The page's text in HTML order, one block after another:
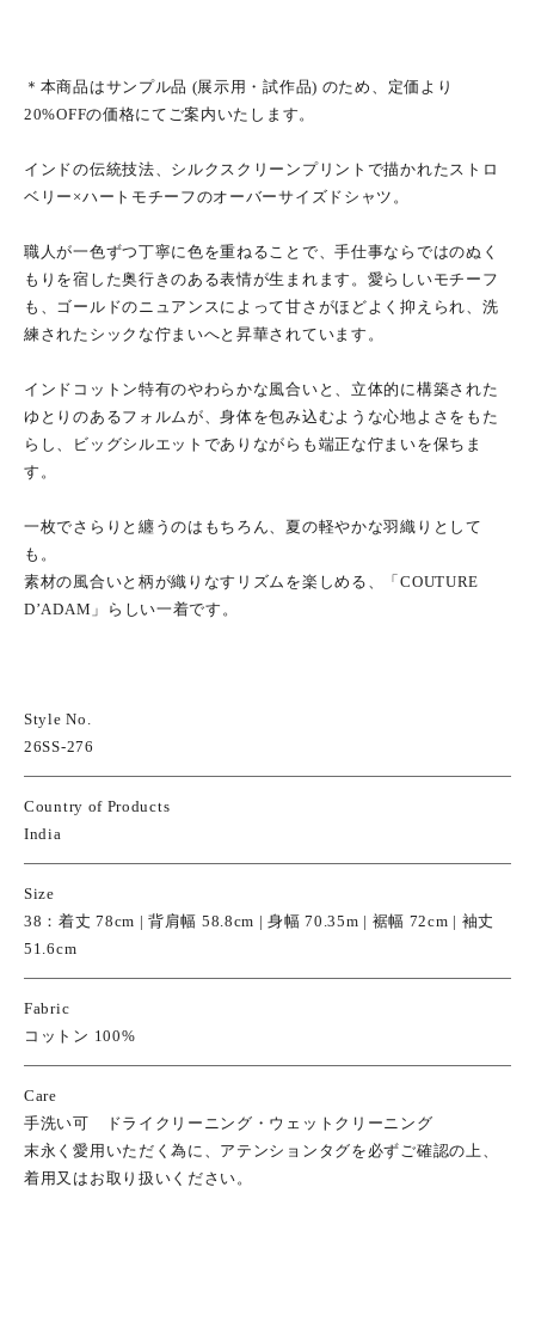
＊本商品はサンプル品 (展示用・試作品) のため、定価より
20%OFFの価格にてご案内いたします。
インドの伝統技法、シルクスクリーンプリントで描かれたストロ
ベリー×ハートモチーフのオーバーサイズドシャツ。
職人が一色ずつ丁寧に色を重ねることで、手仕事ならではのぬく
もりを宿した奥行きのある表情が生まれます。愛らしいモチーフ
も、ゴールドのニュアンスによって甘さがほどよく抑えられ、洗
練されたシックな佇まいへと昇華されています。
インドコットン特有のやわらかな風合いと、立体的に構築された
ゆとりのあるフォルムが、身体を包み込むような心地よさをもた
らし、ビッグシルエットでありながらも端正な佇まいを保ちま
す。
一枚でさらりと纏うのはもちろん、夏の軽やかな羽織りとして
も。
素材の風合いと柄が織りなすリズムを楽しめる、「COUTURE
D’ADAM」らしい一着です。
Style No.
26SS-276
Country of Products
India
Size
38：着丈 78cm | 背肩幅 58.8cm | 身幅 70.35m | 裾幅 72cm | 袖丈
51.6cm
Fabric
コットン 100%
Care
手洗い可 ドライクリーニング・ウェットクリーニング
末永く愛用いただく為に、アテンションタグを必ずご確認の上、
着用又はお取り扱いください。